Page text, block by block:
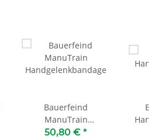
Bauerfeind
ManuTrain
Handgelenkbandage
50,80 € *